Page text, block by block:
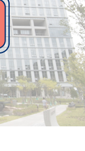
영상 기록물